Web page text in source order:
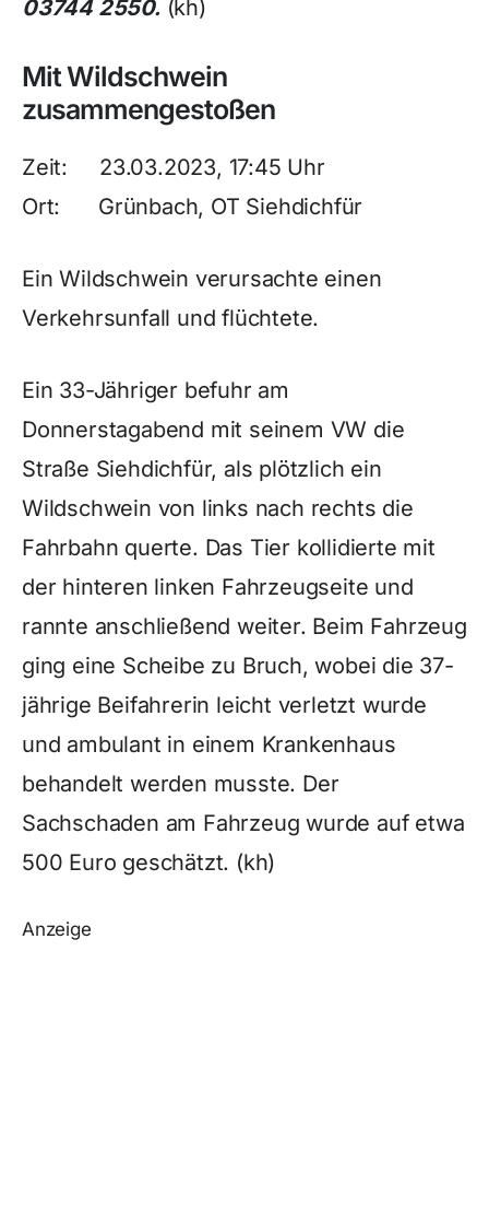
03744 2550. (kh)
Mit Wildschwein
zusammengestoßen
Zeit: 23.03.2023, 17:45 Uhr
Ort: Grünbach, OT Siehdichfür
Ein Wildschwein verursachte einen
Verkehrsunfall und flüchtete.
Ein 33-Jähriger befuhr am
Donnerstagabend mit seinem VW die
Straße Siehdichfür, als plötzlich ein
Wildschwein von links nach rechts die
Fahrbahn querte. Das Tier kollidierte mit
der hinteren linken Fahrzeugseite und
rannte anschließend weiter. Beim Fahrzeug
ging eine Scheibe zu Bruch, wobei die 37-
jährige Beifahrerin leicht verletzt wurde
und ambulant in einem Krankenhaus
behandelt werden musste. Der
Sachschaden am Fahrzeug wurde auf etwa
500 Euro geschätzt. (kh)
Anzeige